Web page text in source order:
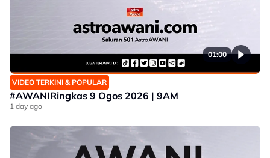
01:00
VIDEO TERKINI & POPULAR
#AWANIRingkas 9 Ogos 2026 | 9AM
1 day ago